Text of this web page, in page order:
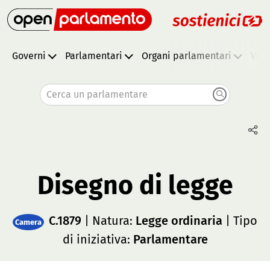
Governi Parlamentari Organi parlamentari
Cerca un parlamentare
Disegno di legge
Camera C.1879 | Natura: Legge ordinaria | Tipo
di iniziativa: Parlamentare